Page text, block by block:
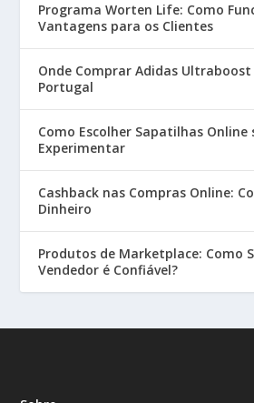
Programa Worten Life: Como
Vantagens para os Clientes
Onde Comprar Adidas Ultraboost
Portugal
Como Escolher Sapatilhas Online
Experimentar
Cashback nas Compras Online:
Dinheiro
Produtos de Marketplace: Como
Vendedor é Confiável?